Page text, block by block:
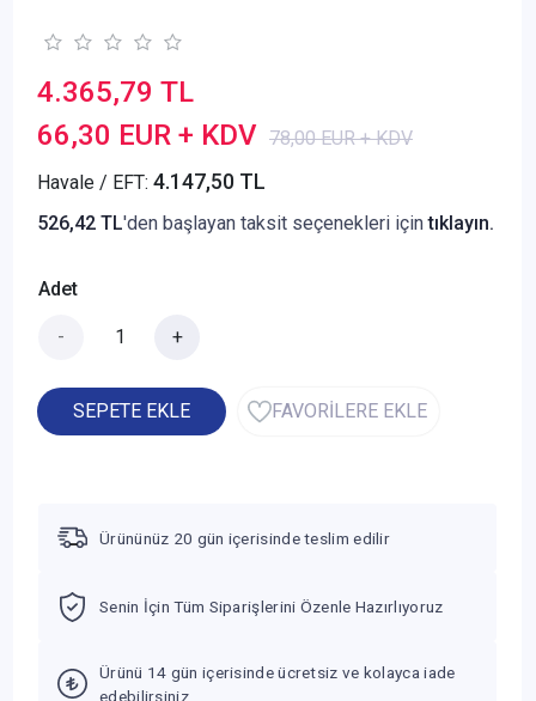
4.365,79 TL
66,30 EUR + KDV 78,00 EUR + KDV
Havale / EFT: 4.147,50 TL
526,42 TL'den başlayan taksit seçenekleri içintıklayın.
Adet
- +
SEPETE EKLE FAVORİLERE EKLE
Ürününüz 20 gün içerisinde teslim edilir
Senin İçin Tüm Siparişlerini Özenle Hazırlıyoruz
Ürünü 14 gün içerisinde ücretsiz ve kolayca iade
edebilirsiniz.